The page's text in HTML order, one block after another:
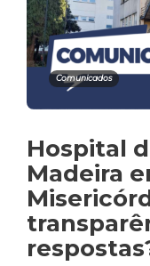
Comunicados
Hospital
Madeira